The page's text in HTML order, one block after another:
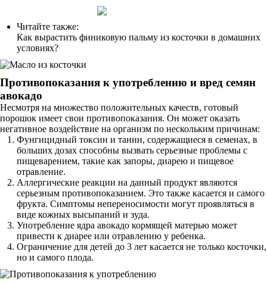
Читайте также:
Как вырастить финиковую пальму из косточки в домашних
условиях?
Противопоказания к употреблению и вред семян
авокадо
Несмотря на множество положительных качеств, готовый
порошок имеет свои противопоказания. Он может оказать
негативное воздействие на организм по нескольким причинам:
Фунгицидный токсин и танин, содержащиеся в семенах, в
больших дозах способны вызвать серьезные проблемы с
пищеварением, такие как запоры, диарею и пищевое
отравление.
Аллергические реакции на данный продукт являются
серьезным противопоказанием. Это также касается и самого
фрукта. Симптомы непереносимости могут проявляться в
виде кожных высыпаний и зуда.
Употребление ядра авокадо кормящей матерью может
привести к диарее или отравлению у ребенка.
Ограничение для детей до 3 лет касается не только косточки,
но и самого плода.